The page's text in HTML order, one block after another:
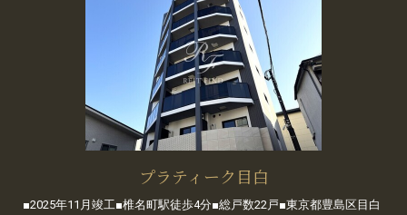
プラティーク目白
■2025年11月竣工■椎名町駅徒歩4分■総戸数22戸■東京都豊島区目白